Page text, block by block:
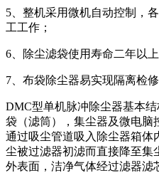
5、整机采用微机自动控制，
工工作；
6、除尘滤袋使用寿命二年
7、布袋除尘器易实现隔离检修
DMC型单机脉冲除尘器基本
袋（滤筒），集尘器及微电脑
通过吸尘管道吸入除尘器箱体
尘被过滤器初滤而直接降至集
外表面，洁净气体经过滤器滤